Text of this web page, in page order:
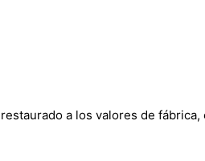
a los valores de